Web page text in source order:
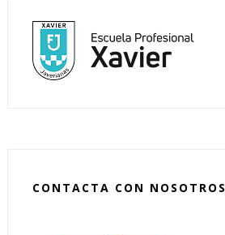
CONTACTA CON NOSOTROS